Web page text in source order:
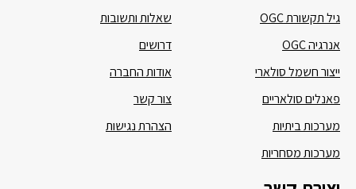
גיל תקשורת OGC
אנרגיה OGC
ייצור חשמל סולארי
פאנלים סולאריים
מערכות ביתיות
מערכות מסחריות
שאלות ותשובות
דרושים
אודות החברה
צור קשר
הצהרת נגישות